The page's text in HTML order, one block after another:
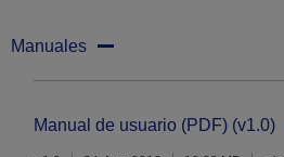
Manuales
Manual de usuario (PDF) (v1.0)